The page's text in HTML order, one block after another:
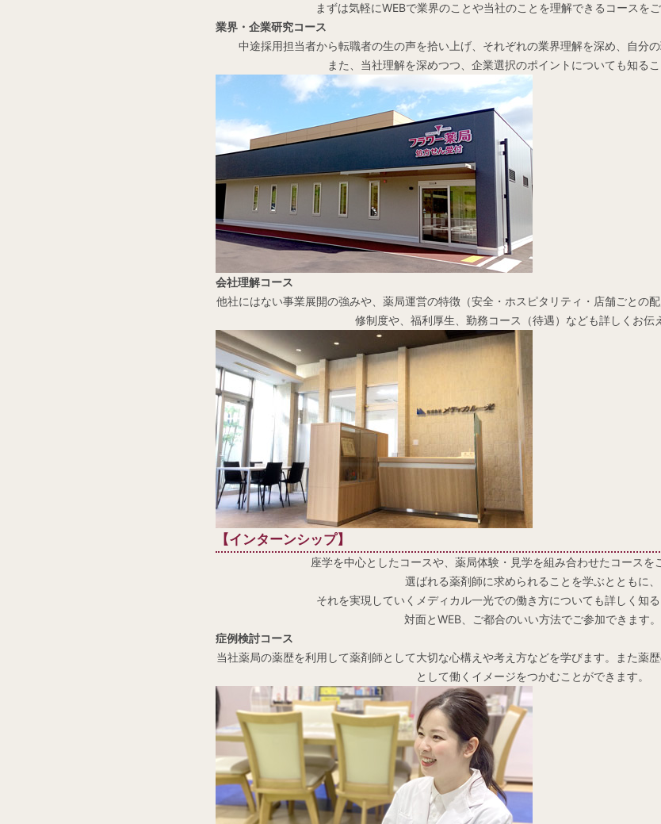
まずは気軽にWEBで業界のことや当社のことを理解できるコースをご
業界・企業研究コース
中途採用担当者から転職者の生の声を拾い上げ、それぞれの業界理解を深め、自分
また、当社理解を深めつつ、企業選択のポイントについても知るこ
会社理解コース
他社にはない事業展開の強みや、薬局運営の特徴（安全・ホスピタリティ・店舗ごとの
修制度や、福利厚生、勤務コース（待遇）なども詳しくお伝
【イ ンターンシップ】
座学を中心としたコースや、薬局体験・見学を組み合わせたコースを
選ばれる薬剤師に求められることを学ぶとともに、
それを実現していくメディカル一光での働き方についても詳しく知る
対面とWEB、ご都合のいい方法でご参加できます。
症例検討コース
当社薬局の薬歴を利用して薬剤師として大切な心構えや考え方などを学びます。また薬
として働くイメージをつかむことができます。